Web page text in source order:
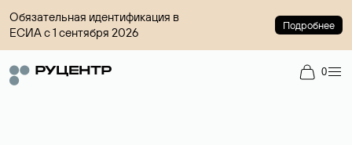
Обязательная идентификация в
ЕСИА с 1 сентября 2026
Подробнее
0